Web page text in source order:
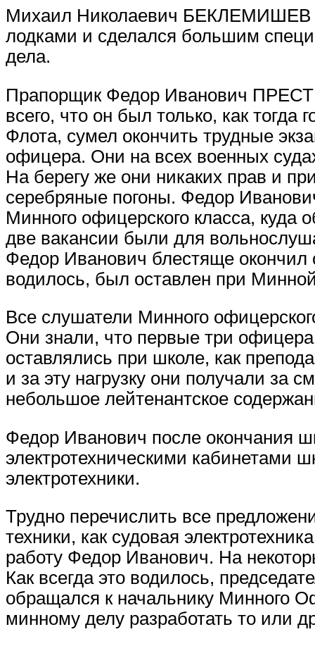
Михаил Николаевич БЕКЛЕМИШЕВ
лодками и сделался большим
дела.
Прапорщик Федор Иванович
всего, что он был только, как
Флота, сумел окончить трудные
офицера. Они на всех военных
На берегу же они никаких прав и
серебряные погоны. Федор
Минного офицерского класса, куда
две вакансии были для
Федор Иванович блестяще окончил
водилось, был оставлен при
Все слушатели Минного
Они знали, что первые три
оставлялись при школе, как
и за эту нагрузку они получали за
небольшое лейтенантское
Федор Иванович после окончания
электротехническими кабинетами
электротехники.
Трудно перечислить все
техники, как судовая
работу Федор Иванович. На
Как всегда это водилось,
обращался к начальнику Минного
минному делу разработать то или